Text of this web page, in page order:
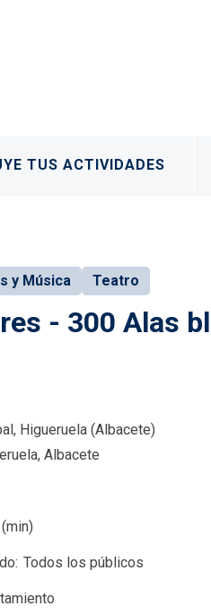
TUS ACTIVIDADES
y Música Teatro
- 300 Alas
Higueruela (Albacete)
Albacete
Todos los públicos